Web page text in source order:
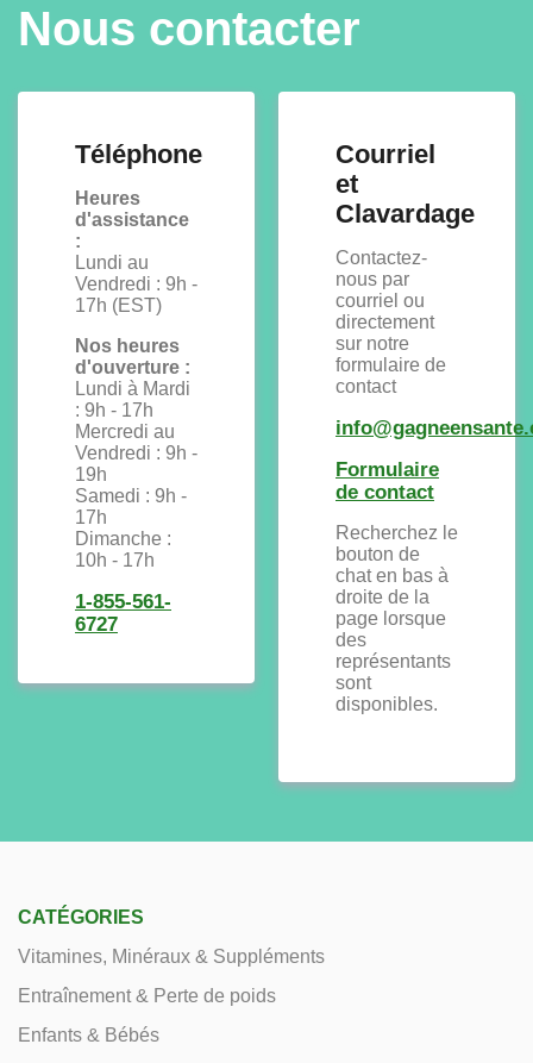
Nous contacter
Téléphone
Heures
d'assistance
:
Lundi au
Vendredi : 9h -
17h (EST)
Nos heures
d'ouverture :
Lundi à Mardi
: 9h - 17h
Mercredi au
Vendredi : 9h -
19h
Samedi : 9h -
17h
Dimanche :
10h - 17h
1-855-561-
6727
Courriel
et
Clavardage
Contactez-
nous par
courriel ou
directement
sur notre
formulaire de
contact
Formulaire
de contact
Recherchez le
bouton de
chat en bas à
droite de la
page lorsque
des
représentants
sont
disponibles.
CATÉGORIES
Vitamines, Minéraux & Suppléments
Entraînement & Perte de poids
Enfants & Bébés